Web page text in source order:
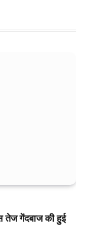
तेज गेंदबाज की हुई